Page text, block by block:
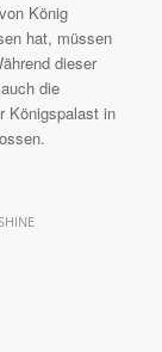
König
hat, müssen
dieser
die
Königspalast in